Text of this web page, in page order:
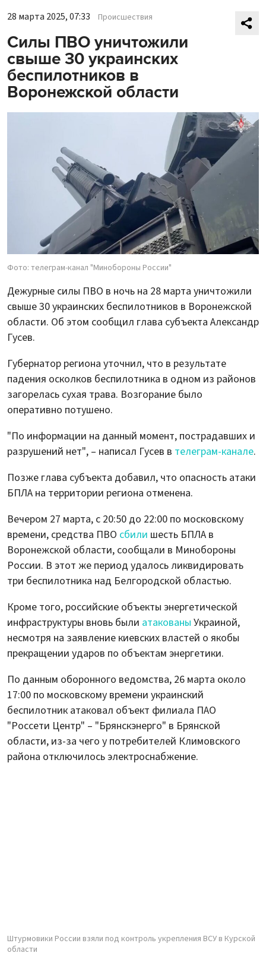
28 марта 2025, 07:33 Происшествия
Силы ПВО уничтожили
свыше 30 украинских
беспилотников в
Воронежской области
Фото: телеграм-канал "Минобороны России"
Дежурные силы ПВО в ночь на 28 марта уничтожили
свыше 30 украинских беспилотников в Воронежской
области. Об этом сообщил глава субъекта Александр
Гусев.
Губернатор региона уточнил, что в результате
падения осколков беспилотника в одном из районов
загорелась сухая трава. Возгорание было
оперативно потушено.
"По информации на данный момент, пострадавших и
разрушений нет", – написал Гусев в телеграм-канале.
Позже глава субъекта добавил, что опасность атаки
БПЛА на территории региона отменена.
Вечером 27 марта, с 20:50 до 22:00 по московскому
времени, средства ПВО сбили шесть БПЛА в
Воронежской области, сообщали в Минобороны
России. В этот же период удалось ликвидировать
три беспилотника над Белгородской областью.
Кроме того, российские объекты энергетической
инфраструктуры вновь были атакованы Украиной,
несмотря на заявление киевских властей о якобы
прекращении ударов по объектам энергетики.
По данным оборонного ведомства, 26 марта около
17:00 по московскому времени украинский
беспилотник атаковал объект филиала ПАО
"Россети Центр" – "Брянскэнерго" в Брянской
области, из-за чего у потребителей Климовского
района отключилось электроснабжение.
Штурмовики России взяли под контроль укрепления ВСУ в Курской
области